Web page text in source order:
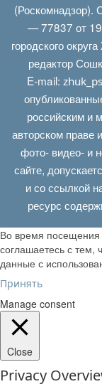
(Роскомнадзор).
— 77837 от
городского
редактор
E‑mail:
российским и
авторском праве
фото- видео- и
сайте,
и со ссылкой
ресурс
Во время посещения
соглашаетесь с
данные с
Принять
Manage consent
Close
Privacy